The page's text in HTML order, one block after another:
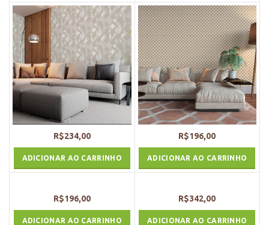
R$234,00
ADICIONAR AO CARRINHO
R$196,00
ADICIONAR AO CARRINHO
R$196,00
ADICIONAR AO CARRINHO
R$342,00
ADICIONAR AO CARRINHO